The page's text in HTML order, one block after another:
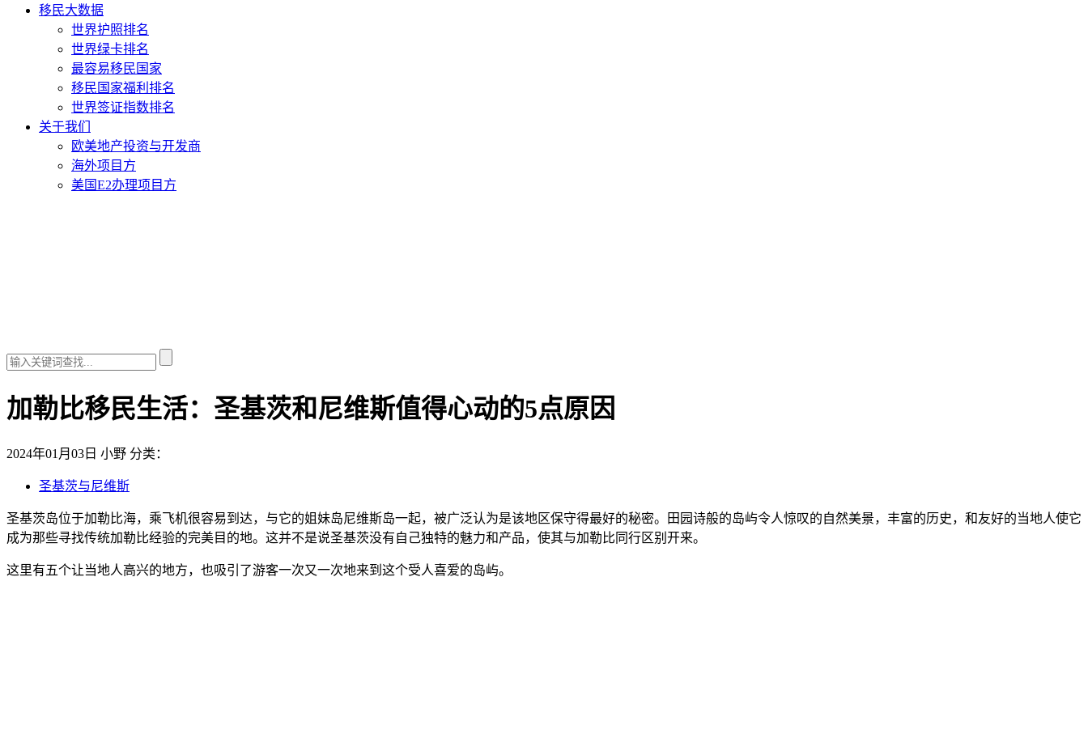
移民大数据
世界护照排名
世界绿卡排名
最容易移民国家
移民国家福利排名
世界签证指数排名
关于我们
欧美地产投资与开发商
海外项目方
美国E2办理项目方
加勒比移民生活：圣基茨和尼维斯值得心动的5点原因
2024年01月03日 小野 分类：
圣基茨与尼维斯
圣基茨岛位于加勒比海，乘飞机很容易到达，与它的姐妹岛尼维斯岛一起，被广泛认为是该地区保守得最好的秘密。田园诗般的岛屿令人惊叹的自然美景，丰富的历史，和友好的当地人使它
成为那些寻找传统加勒比经验的完美目的地。这并不是说圣基茨没有自己独特的魅力和产品，使其与加勒比同行区别开来。
这里有五个让当地人高兴的地方，也吸引了游客一次又一次地来到这个受人喜爱的岛屿。